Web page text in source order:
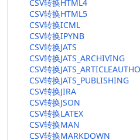
CSV转换HTML4
CSV转换HTML5
CSV转换ICML
CSV转换IPYNB
CSV转换JATS
CSV转换JATS_ARCHIVING
CSV转换
CSV转换JATS_PUBLISHING
CSV转换JIRA
CSV转换JSON
CSV转换LATEX
CSV转换MAN
CSV转换MARKDOWN